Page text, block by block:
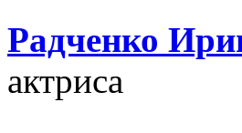
Радченко
актриса